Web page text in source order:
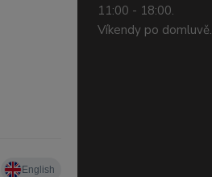
11:00 - 18:00.
Víkendy po domluvě.